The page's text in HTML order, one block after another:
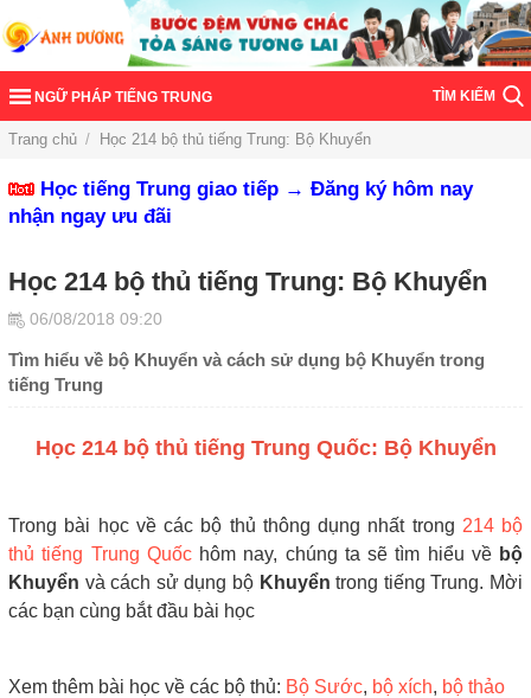
NGỮ PHÁP TIẾNG TRUNG TÌM KIẾM
Trang chủ / Học 214 bộ thủ tiếng Trung: Bộ Khuyển
Học tiếng Trung giao tiếp → Đăng ký hôm nay
nhận ngay ưu đãi
Học 214 bộ thủ tiếng Trung: Bộ Khuyển
06/08/2018 09:20
Tìm hiểu về bộ Khuyển và cách sử dụng bộ Khuyển trong
tiếng Trung
Học 214 bộ thủ tiếng Trung Quốc: Bộ Khuyển
Trong bài học về các bộ thủ thông dụng nhất trong 214 bộ
thủ tiếng Trung Quốchôm nay, chúng ta sẽ tìm hiểu về bộ
Khuyển và cách sử dụng bộ Khuyểntrong tiếng Trung. Mời
các bạn cùng bắt đầu bài học
Xem thêm bài học về các bộ thủ: Bộ Sước, bộ xích, bộ thảo